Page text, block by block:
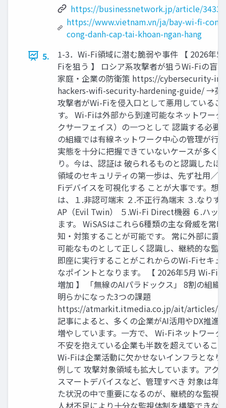
https://businessnetwork.jp/article/
https://www.vietnam.vn/ja/bay-wi-fi-cong-
cong-danh-cap-tai-khoan-ngan-hang
5.
1-3．Wi-Fi領域に潜む脆弱や事件 【 2026年5
Fiを狙う 】 ロシア系攻撃者が狙うWi-Fiの盲
家庭・企業の防衛策 https://cybersecurity-
hackers-wifi-security-hardening-guide/ →英
攻撃者がWi-Fiを侵入口として悪用している
す。 Wi-Fiは外部から到達可能なネットワー
クサーフェイス）の一つとして 認識する必要
の組織では有線ネットワーク中心の管理が行
実態を十分に把握できていないケースが多く
り。今は、認証は 破られるものと認識したほ
領域のセキュリティの第一歩は、先ず社用／
Fiデバイスを可視化する ことが大事です。想
は、１.非認可端末 ２.不正行為端末 ３.なりす
AP（Evil Twin） ５.Wi-Fi Direct機器 ６.ハッ
ます。 WiSASはこれら6種類の主な脅威を常
知・対策することが可能です。 常に外部に露
可能なものとして正しく認識し、継続的な監
即座に実行することがこれからのWi-Fiセキ
なポイントとなります。 【 2026年5月 Wi-Fi
増加 】 「無線のAIパラドックス」 8割の組織
明らかになった3つの課題
https://atmarkit.itmedia.co.jp/ait/articles/
記事によると、多くの企業がAI活用やDX推進
増やしています。一方で、 Wi-Fiネットワー
不安を抱えている企業も半数を超えているこ
Wi-Fiは企業活動に欠かせないインフラとな
例して 攻撃対象領域も拡大しています。アク
スマートデバイスなど、管理すべき 対象は年
た状況の中で重要になるのが、継続的な監視
人材不足により十分な監視体制を構築できな